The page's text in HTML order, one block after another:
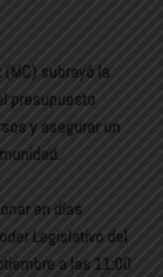
subrayó la
presupuesto
y asegurar un
en días
Legislativo del
a las 11:00